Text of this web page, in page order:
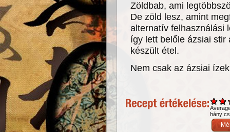
Zöldbab, ami
De zöld lesz, amint
alternatív felhasználási
így lett belőle ázsiai stir
készült étel.
Nem csak az ázsiai
hány